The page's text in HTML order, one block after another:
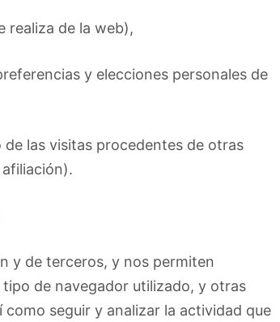
realiza de la web),
y elecciones personales de
las visitas procedentes de otras
y de terceros, y nos permiten
de navegador utilizado, y otras
seguir y analizar la actividad que